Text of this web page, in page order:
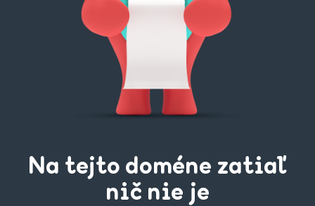
Na tejto doméne zatiaľ
nič nie je